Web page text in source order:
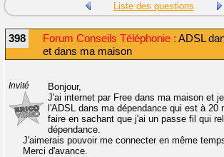
Liste des questions
398 Forum Conseils Téléphonie : ADSL
et dans ma maison
Invité
Bonjour,
J'ai internet par Free dans ma maison et
l'ADSL dans ma dépendance qui est à 20
faire en sachant que j'ai un passe fil qui
dépendance.
J'aimerais pouvoir me connecter en même
Merci d'avance.